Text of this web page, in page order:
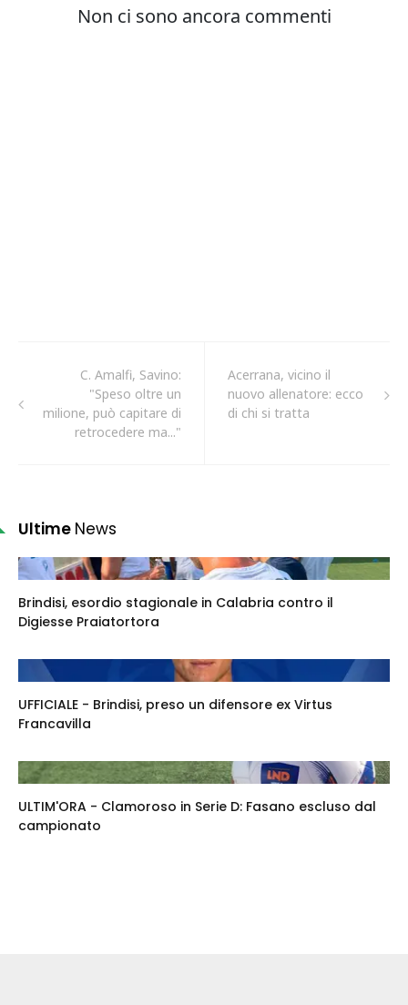
C. Amalfi, Savino:
"Speso oltre un
milione, può capitare di
retrocedere ma..."
Acerrana, vicino il
nuovo allenatore: ecco
di chi si tratta
Ultime News
Brindisi, esordio stagionale in Calabria contro il
Digiesse Praiatortora
UFFICIALE - Brindisi, preso un difensore ex Virtus
Francavilla
ULTIM'ORA - Clamoroso in Serie D: Fasano escluso dal
campionato